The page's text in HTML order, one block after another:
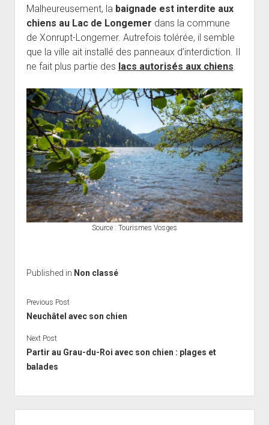
Malheureusement, la baignade est interdite aux
chiens au Lac de Longemer dans la commune
de Xonrupt-Longemer. Autrefois tolérée, il semble
que la ville ait installé des panneaux d’interdiction. Il
ne fait plus partie des lacs autorisés aux chiens.
Source : Tourismes Vosges
Published in Non classé
Previous Post
Neuchâtel avec son chien
Next Post
Partir au Grau-du-Roi avec son chien : plages et
balades